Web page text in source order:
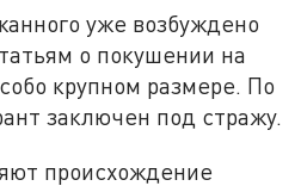
уже возбуждено
о покушении на
крупном размере. По
заключен под стражу.
происхождение